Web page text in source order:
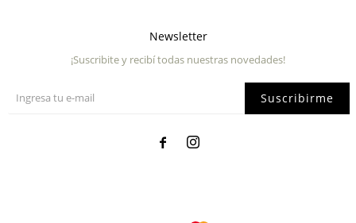
Newsletter
¡Suscribite y recibí todas nuestras novedades!
Suscribirme
 